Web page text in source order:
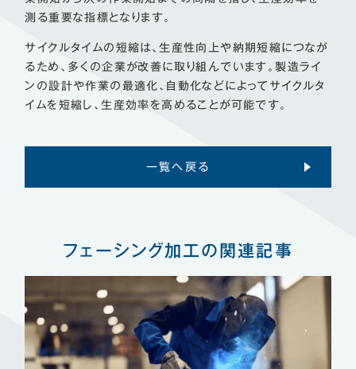
測る重要な指標となります。
サイクルタイムの短縮は、生産性向上や納期短縮につなが
るため、多くの企業が改善に取り組んでいます。製造ライ
ンの設計や作業の最適化、自動化などによってサイクルタ
イムを短縮し、生産効率を高めることが可能です。
一覧へ戻る
フェーシング加工の関連記事